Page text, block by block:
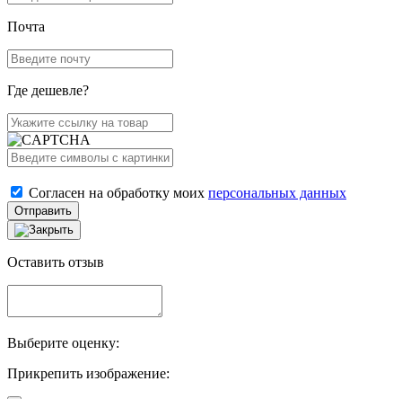
Почта
Где дешевле?
Согласен на обработку моих персональных данных
Отправить
Оставить отзыв
Выберите оценку:
Прикрепить изображение: